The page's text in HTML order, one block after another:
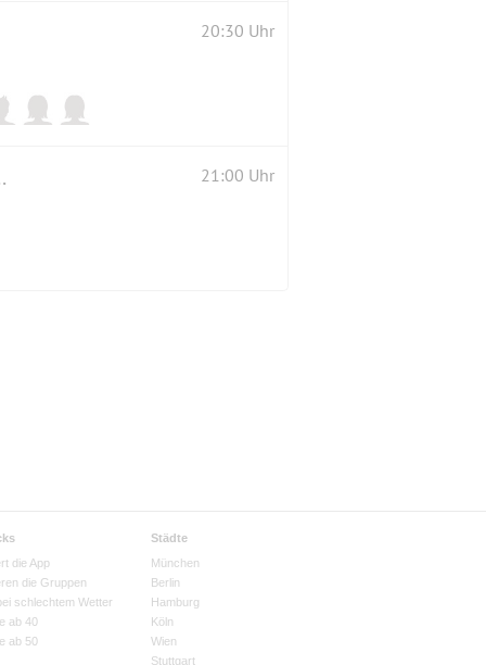
20:30 Uhr
rein ins Vergnügen.... 21:00 Uhr
die App
die Gruppen
schlechtem Wetter
ab 40
ab 50
Städte
München
Berlin
Hamburg
Köln
Wien
Stuttgart